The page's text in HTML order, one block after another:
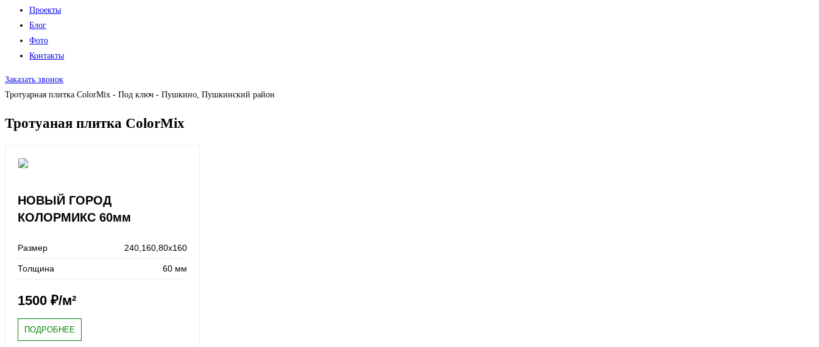
Проекты
Блог
Фото
Контакты
Заказать звонок
Тротуарная плитка ColorMix - Под ключ - Пушкино, Пушкинский район
Тротуаная плитка ColorMix
НОВЫЙ ГОРОД
КОЛОРМИКС 60мм
Размер 240,160,80x160
Толщина 60 мм
1500 ₽/м²
ПОДРОБНЕЕ